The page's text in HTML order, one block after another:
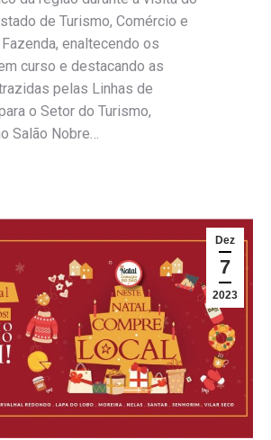
de Turismo, Comércio e
enaltecendo os
curso e destacando as
pelas Linhas de
o Setor do Turismo,
Salão Nobre…
Dez
7
2023